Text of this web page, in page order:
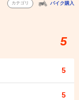
カテゴリ バイク購入
5
5
5